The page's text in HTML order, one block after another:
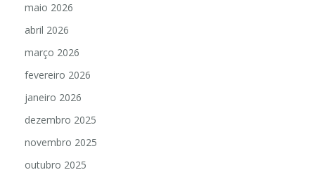
maio 2026
abril 2026
março 2026
fevereiro 2026
janeiro 2026
dezembro 2025
novembro 2025
outubro 2025